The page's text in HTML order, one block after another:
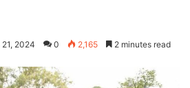
2024 0 2,165 2 minutes read